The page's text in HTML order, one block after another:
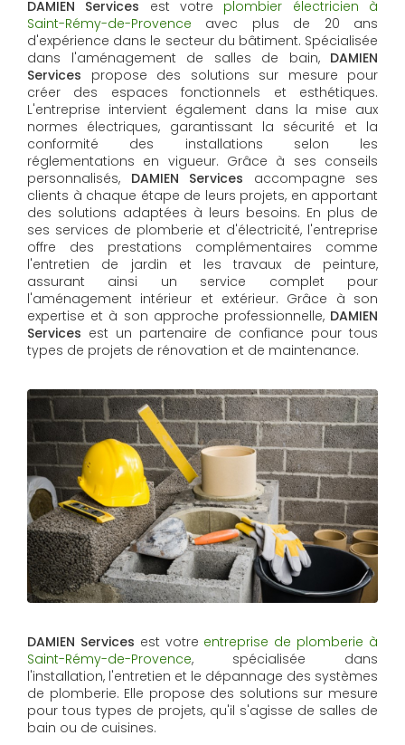
DAMIEN Services est votre plombier électricien à
Saint-Rémy-de-Provence avec plus de 20 ans
d'expérience dans le secteur du bâtiment. Spécialisée
dans l'aménagement de salles de bain, DAMIEN
Services propose des solutions sur mesure pour
créer des espaces fonctionnels et esthétiques.
L'entreprise intervient également dans la mise aux
normes électriques, garantissant la sécurité et la
conformité des installations selon les
réglementations en vigueur. Grâce à ses conseils
personnalisés, DAMIEN Services accompagne ses
clients à chaque étape de leurs projets, en apportant
des solutions adaptées à leurs besoins. En plus de
ses services de plomberie et d'électricité, l'entreprise
offre des prestations complémentaires comme
l'entretien de jardin et les travaux de peinture,
assurant ainsi un service complet pour
l'aménagement intérieur et extérieur. Grâce à son
expertise et à son approche professionnelle, DAMIEN
Services​​​​​​​ est un partenaire de confiance pour tous
types de projets de rénovation et de maintenance.
DAMIEN Services est votre entreprise de plomberie à
Saint-Rémy-de-Provence, spécialisée dans
l'installation, l'entretien et le dépannage des systèmes
de plomberie. Elle propose des solutions sur mesure
pour tous types de projets, qu'il s'agisse de salles de
bain ou de cuisines.